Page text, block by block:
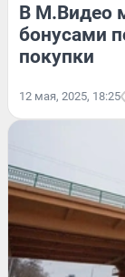
В М.Видео
бонусами
покупки
12 мая, 2025, 18:25